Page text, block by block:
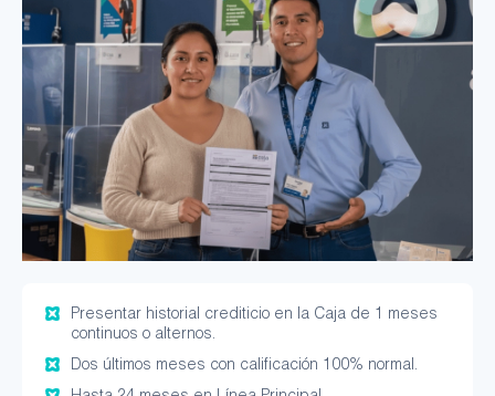
Presentar historial crediticio en la Caja de 1 meses
continuos o alternos.
Dos últimos meses con calificación 100% normal.